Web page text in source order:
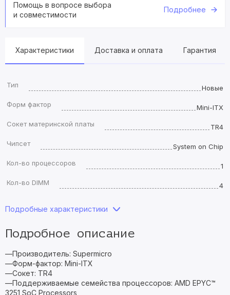
Помощь в вопросе выбора
и совместимости
Подробнее
Характеристики Доставка и оплата Гарантия
Тип
Новые
Форм фактор
Mini-ITX
Сокет материнской платы
TR4
Чипсет
System on Chip
Кол-во процессоров
1
Кол-во DIMM
4
Подробные характеристики
Подробное описание
—Производитель: Supermicro
—Форм-фактор: Mini-ITX
—Сокет: TR4
—Поддерживаемые семейства процессоров: AMD EPYC™
3251 SoC Processors